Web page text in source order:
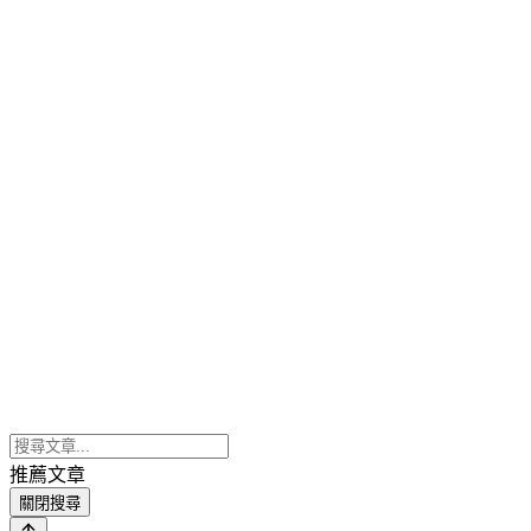
推薦文章
關閉搜尋